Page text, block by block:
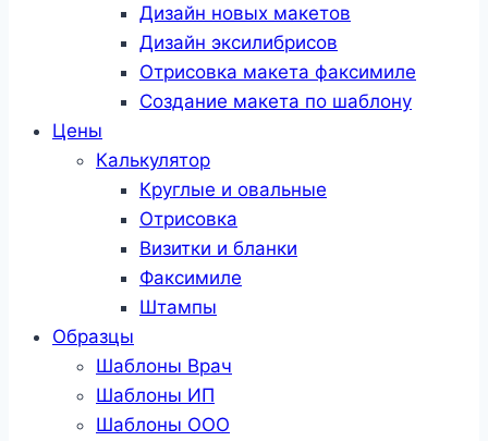
Дизайн новых макетов
Дизайн эксилибрисов
Отрисовка макета факсимиле
Создание макета по шаблону
Цены
Калькулятор
Круглые и овальные
Отрисовка
Визитки и бланки
Факсимиле
Штампы
Образцы
Шаблоны Врач
Шаблоны ИП
Шаблоны ООО